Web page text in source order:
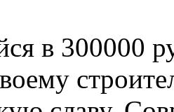
в 300000